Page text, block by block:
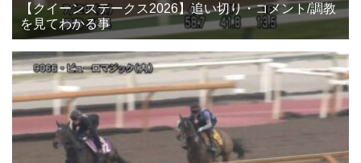
【クイーンステークス2026】追い切り・コメント/調教
を見てわかる事